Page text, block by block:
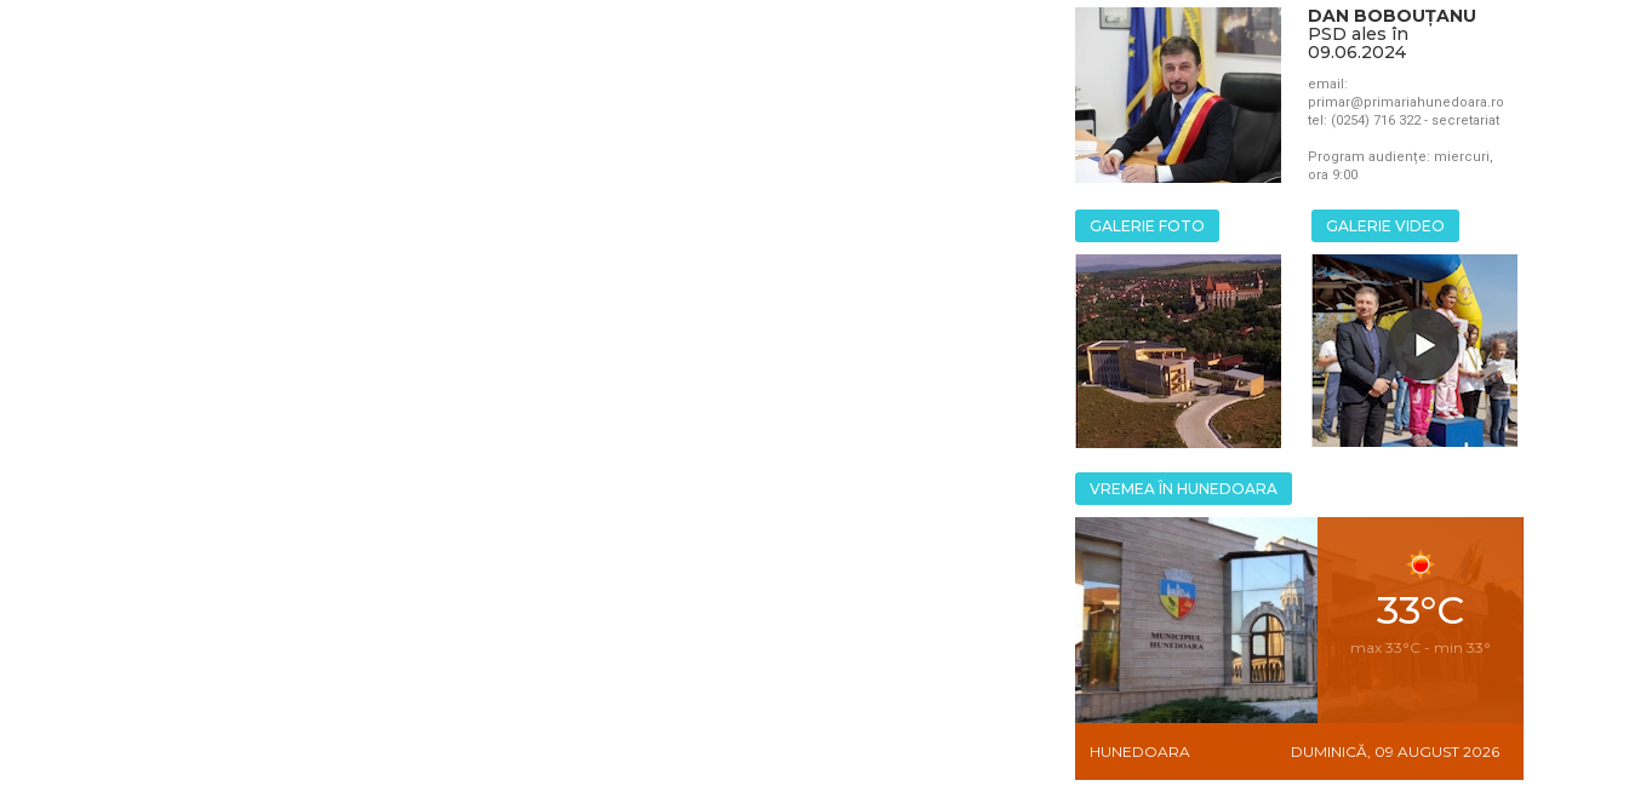
DAN BOBOUȚANU
PSD ales în
09.06.2024
email:
primar@primariahunedoara.ro
tel: (0254) 716 322 - secretariat
Program audiențe: miercuri,
ora 9:00
GALERIE FOTO GALERIE VIDEO
VREMEA ÎN HUNEDOARA
33°C
max 33°C - min 33°
HUNEDOARA DUMINICĂ, 09 AUGUST 2026